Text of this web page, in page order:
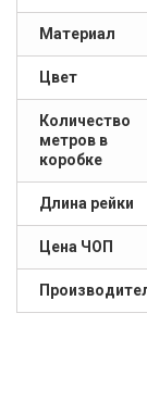
Материал
Цвет
Количество
метров в
коробке
Длина рейки
Цена ЧОП